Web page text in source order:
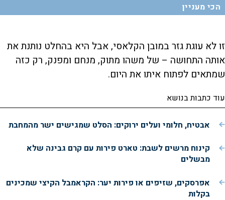
הכי מעניין
זו לא עוגת גזר במובן הקלאסי, אבל היא בהחלט נותנת את
אותה התחושה – של משהו מתוק, מנחם ומפנק, רק כזה
שמתאים לפתוח איתו את היום.
עוד כתבות בנושא
אבטיח, חלומי ועלים ירוקים: הסלט שמגישים ישר מהמחבת
קינוח מרשים לשבת: טארט פירות עם קרם גבינה שלא
מבשלים
אפרסקים, שזיפים או פירות יער: הקראמבל הקיצי שמכינים
בקלות